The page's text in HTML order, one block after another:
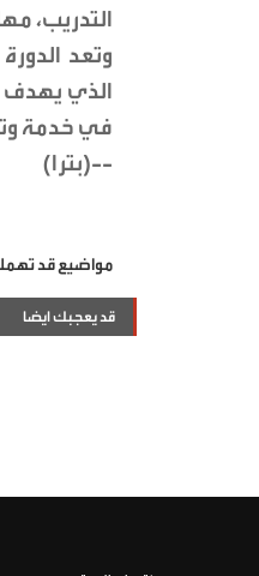
التدريب،
وتعد
الذي يهدف
في خدمة
--(بترا)
مواضيع قد
قد يعجبك ايضا